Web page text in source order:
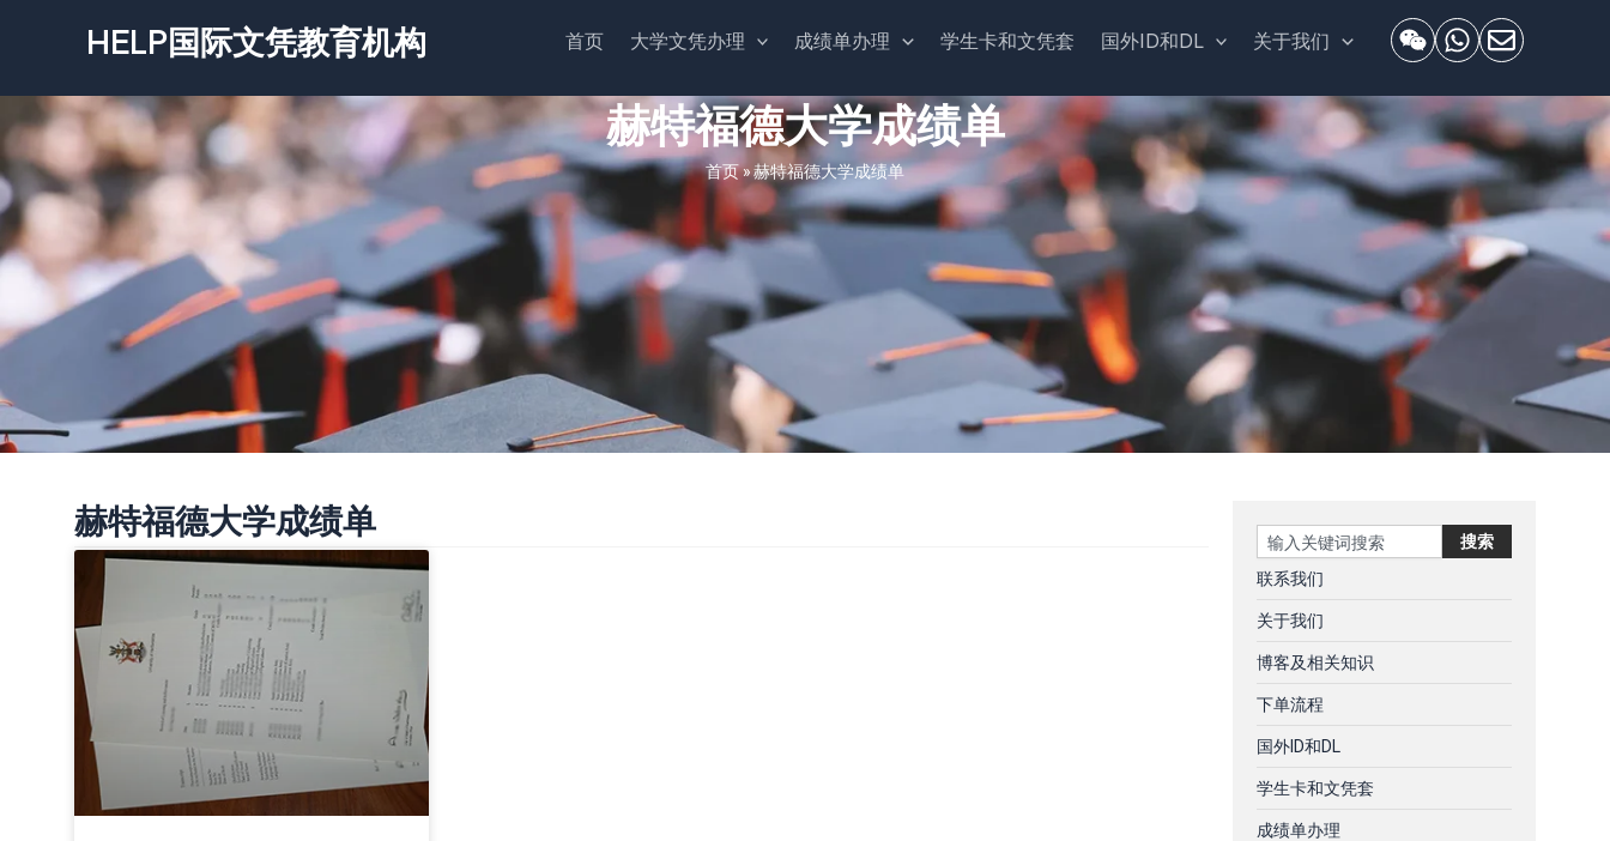
容
HELP国际文凭教育机构 首页 大学文凭办理 成绩单办理 学生卡和文凭套 国外ID和DL 关于我们
赫特福德大学成绩单
首页»赫特福德大学成绩单
赫特福德大学成绩单 Search 搜索
联系我们
关于我们
博客及相关知识
下单流程
国外ID和DL
学生卡和文凭套
成绩单办理